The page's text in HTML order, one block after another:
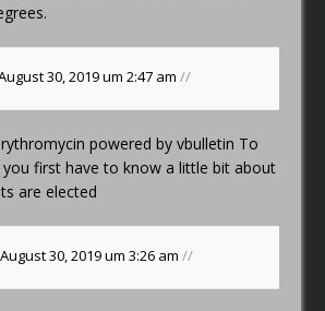
30, 2019 um 2:47 am//
powered by vbulletin To
first have to know a little bit about
are elected
August 30, 2019 um 3:26 am//